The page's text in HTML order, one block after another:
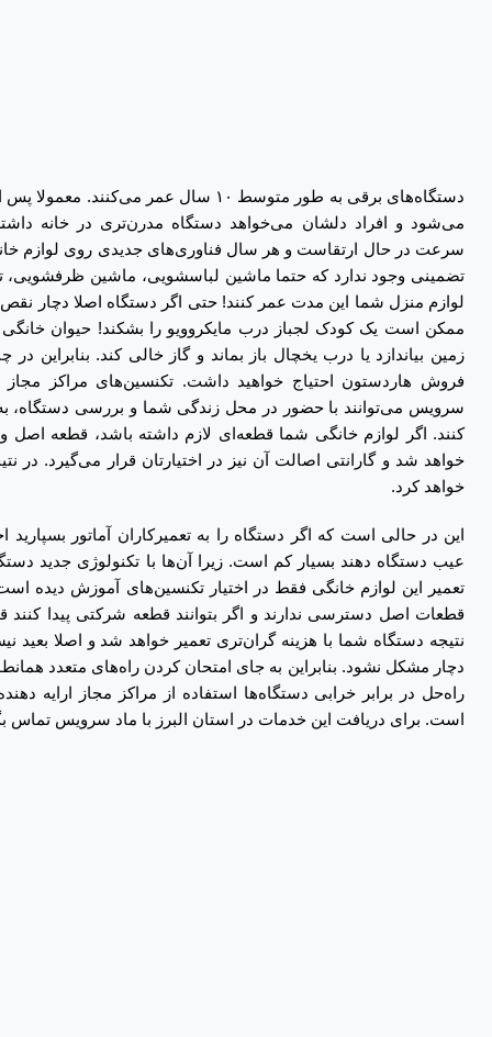
دستگاه‌های برقی به طور متوسط ۱۰ سال عمر
می‌شود و افراد دلشان می‌خواهد دستگاه مدرن‌تری در خانه
سرعت در حال ارتقاست و هر سال فناوری‌های جدیدی روی لوازم
تضمینی وجود ندارد که حتما ماشین لباسشویی، ماشین ظرفشویی،
لوازم منزل شما این مدت عمر کنند! حتی اگر دستگاه اصلا دچار نقص
ممکن است یک کودک لجباز درب مایکروویو را بشکند! حیوان
زمین بیاندازد یا درب یخچال باز بماند و گاز خالی کند. بنابراین
فروش هاردستون احتیاج خواهید داشت. تکنسین‌های مراکز مجاز
سرویس می‌توانند با حضور در محل زندگی شما و بررسی
کنند. اگر لوازم خانگی شما قطعه‌ای لازم داشته باشد، قطعه اصل
خواهد شد و گارانتی اصالت آن نیز در اختیارتان قرار می‌گیرد. در
خواهد کرد.
این در حالی است که اگر دستگاه را به تعمیرکاران آماتور
عیب دستگاه دهند بسیار کم است. زیرا آن‌ها با تکنولوژی جدید
تعمیر این لوازم خانگی فقط در اختیار تکنسین‌های آموزش دیده
قطعات اصل دسترسی ندارند و اگر بتوانند قطعه شرکتی پیدا کنند
نتیجه دستگاه شما با هزینه گران‌تری تعمیر خواهد شد و اصلا
دچار مشکل نشود. بنابراین به جای امتحان کردن راه‌های متعدد
راه‌حل در برابر خرابی دستگاه‌ها استفاده از مراکز مجاز ارایه
است. برای دریافت این خدمات در استان البرز با ماد سرویس تماس